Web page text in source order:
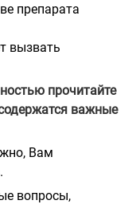
препарата
вызвать
прочитайте
важные
Вам
вопросы,